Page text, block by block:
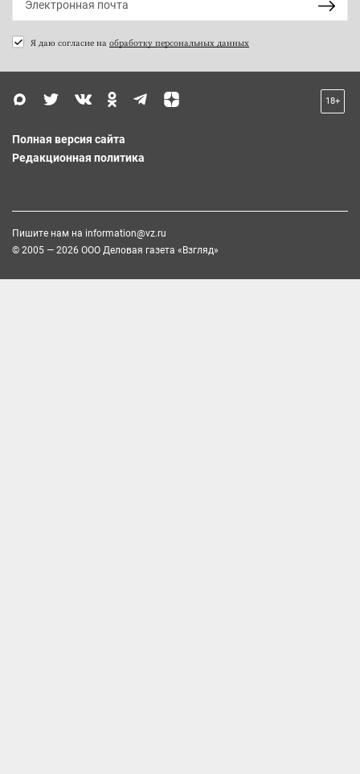
Я даю согласие на обработку персональных данных
18+
Полная версия сайта
Редакционная политика
Пишите нам на information@vz.ru
© 2005 — 2026 ООО Деловая газета «Взгляд»